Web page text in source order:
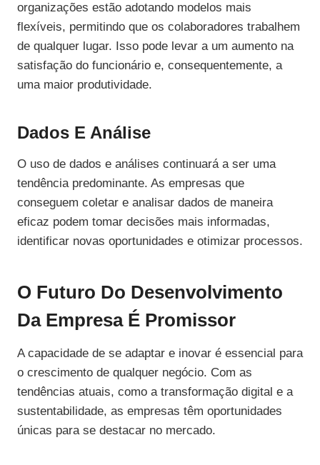
organizações estão adotando modelos mais
flexíveis, permitindo que os colaboradores trabalhem
de qualquer lugar. Isso pode levar a um aumento na
satisfação do funcionário e, consequentemente, a
uma maior produtividade.
Dados E Análise
O uso de dados e análises continuará a ser uma
tendência predominante. As empresas que
conseguem coletar e analisar dados de maneira
eficaz podem tomar decisões mais informadas,
identificar novas oportunidades e otimizar processos.
O Futuro Do Desenvolvimento
Da Empresa É Promissor
A capacidade de se adaptar e inovar é essencial para
o crescimento de qualquer negócio. Com as
tendências atuais, como a transformação digital e a
sustentabilidade, as empresas têm oportunidades
únicas para se destacar no mercado.